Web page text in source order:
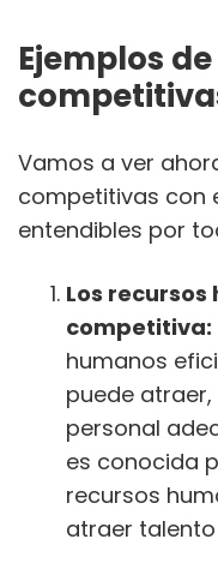
Ejemplos
Vamos a ver
competitivas con
entendibles por
Los
competitiva:
humanos
puede
personal
es conocida
recursos
atraer